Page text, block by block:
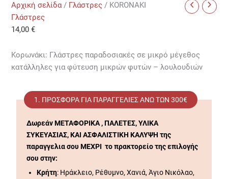
Αρχική σελίδα/ Γλάστρες / KORONAKI
Γλάστρες
14,00€
Κορωνάκι: Γλάστρες παραδοσιακές σε μικρό μέγεθος
κατάλληλες για φύτευση μικρών φυτών – λουλουδιών
1. ΠΡΟΣΦΟΡΆ ΓΙΑ ΠΑΡΑΓΓΕΛΊΕΣ ΑΝΩ ΤΩΝ 300€
Δωρεάν ΜΕΤΑΦΟΡΙΚΑ , ΠΑΛΕΤΕΣ, ΥΛΙΚΑ
ΣΥΚΕΥΑΣΙΑΣ, ΚΑΙ ΑΣΦΑΛΙΣΤΙΚΗ ΚΑΛΥΨΗ της
παραγγελια σου ΜΕΧΡΙ το πρακτορείο της επιλογής
σου στην:
Κρήτη: Ηράκλειο, Ρέθυμνο, Χανιά, Άγιο Νικόλαο,